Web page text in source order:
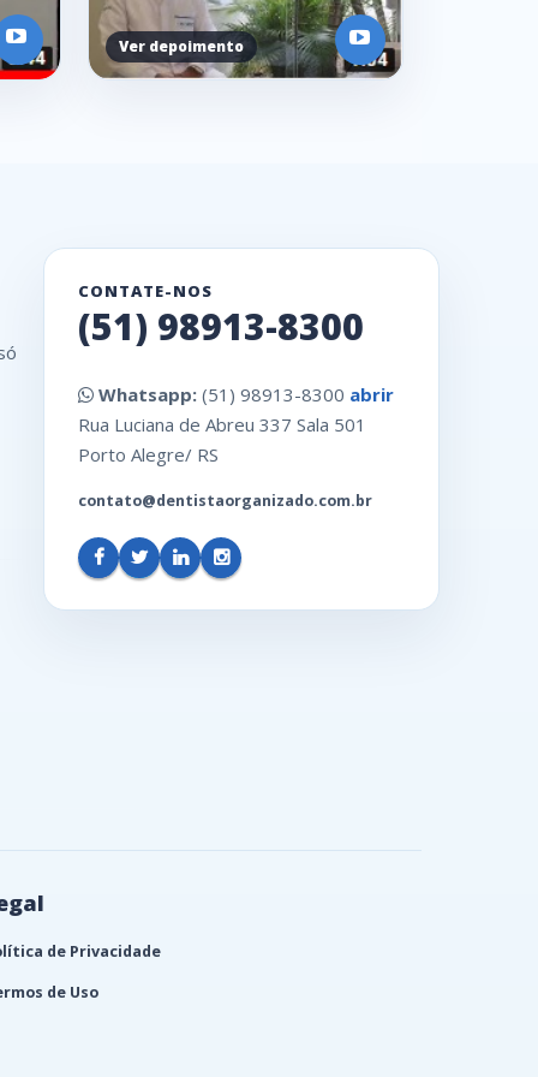
CONTATE-NOS
(51) 98913-8300
Whatsapp: (51) 98913-8300 abrir
Rua Luciana de Abreu 337 Sala 501
Porto Alegre/ RS
contato@dentistaorganizado.com.br
de Privacidade
de Uso